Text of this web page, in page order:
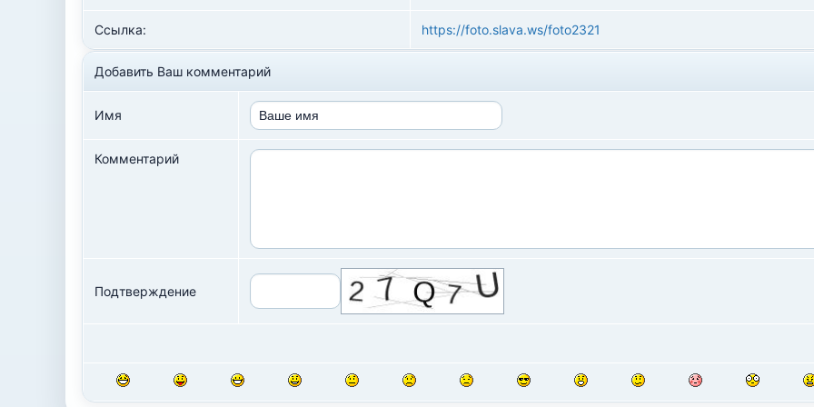
Ссылка: https://foto.slava.ws/foto2321
Добавить Ваш комментарий
Имя
Комментарий
Подтверждение